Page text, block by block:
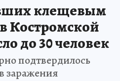
клещевым
Костромской
до 30 человек
подтвердилось
заражения